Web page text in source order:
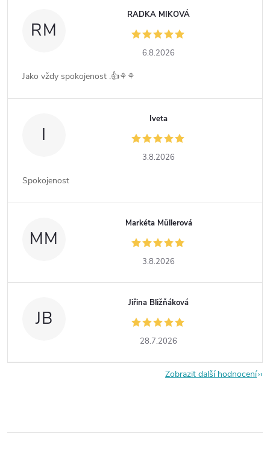
RM
RADKA MIKOVÁ
6.8.2026
Jako vždy spokojenost .👍⚘️⚘️
I
Iveta
3.8.2026
Spokojenost
MM
Markéta Müllerová
3.8.2026
JB
Jiřina Bližňáková
28.7.2026
Zobrazit další hodnocení